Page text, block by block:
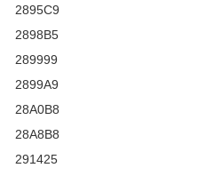
2895C9
2898B5
289999
2899A9
28A0B8
28A8B8
291425